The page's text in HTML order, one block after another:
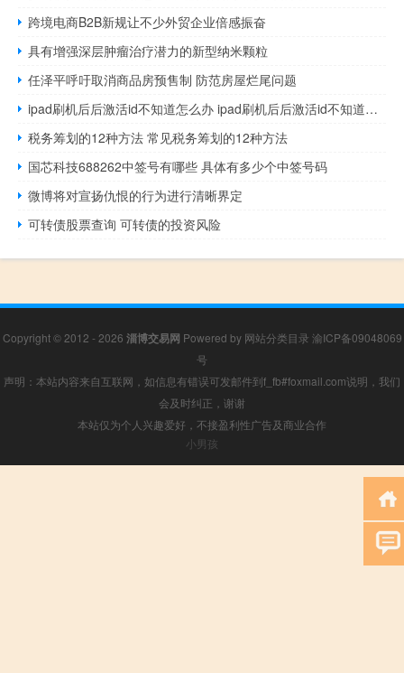
跨境电商B2B新规让不少外贸企业倍感振奋
具有增强深层肿瘤治疗潜力的新型纳米颗粒
任泽平呼吁取消商品房预售制 防范房屋烂尾问题
ipad刷机后后激活id不知道怎么办 ipad刷机后后激活id不知道的解决方法
税务筹划的12种方法 常见税务筹划的12种方法
国芯科技688262中签号有哪些 具体有多少个中签号码
微博将对宣扬仇恨的行为进行清晰界定
可转债股票查询 可转债的投资风险
Copyright © 2012 - 2026 淄博交易网 Powered by 网站分类目录 渝ICP备09048069
号
声明：本站内容来自互联网，如信息有错误可发邮件到f_fb#foxmail.com说明，我们
会及时纠正，谢谢
本站仅为个人兴趣爱好，不接盈利性广告及商业合作
小男孩